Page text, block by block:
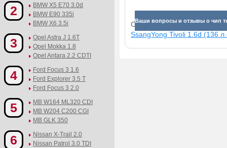
Ваши вопросы и отзывы о чип
Смотрите прибавки для
SsangYong Tivoli 1.6d (136
2
BMW X5 E70 3.0d
BMW E90 335i
BMW X6 3.5i
3
Opel Astra J 1.6T
Opel Mokka 1.8
Opel Antara 2.2 CDTI
4
Ford Focus 3 1.6
Ford Explorer 3.5 T
Ford Focus 3 2.0
5
MB W164 ML320 CDI
MB W204 C200 CGI
MB GLK 350
6
Nissan X-Trail 2.0
Nissan Patrol 3.0 TDI